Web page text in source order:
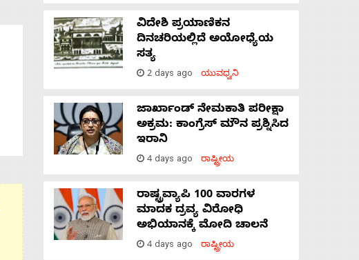
ವಿದೇಶಿ ಪ್ರಯಾಣಿಕನ
ದಿನಚರಿಯಲ್ಲಿದೆ ಅಯೋಧ್ಯೆಯ
ಸತ್ಯ
2 days ago ಯುವಧ್ವನಿ
ಜಾರ್ಖಾಂಡ್‌ ನೇಮಕಾತಿ ಪರೀಕ್ಷಾ
ಅಕ್ರಮ: ಕಾಂಗ್ರೆಸ್‌ ಮೌನ ಪ್ರಶ್ನಿಸಿದ
ಇರಾನಿ
4 days ago ರಾಷ್ಟ್ರೀಯ
ರಾಷ್ಟ್ರವ್ಯಾಪಿ 100 ವಾರಗಳ
ಮಾದಕ ದ್ರವ್ಯ ವಿರೋಧಿ
ಅಭಿಯಾನಕ್ಕೆ ಮೋದಿ ಚಾಲನೆ
4 days ago ರಾಷ್ಟ್ರೀಯ